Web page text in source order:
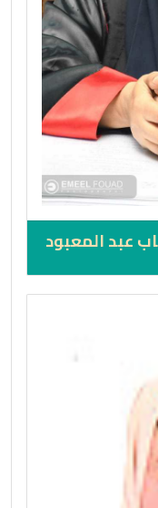
عبد المعبود